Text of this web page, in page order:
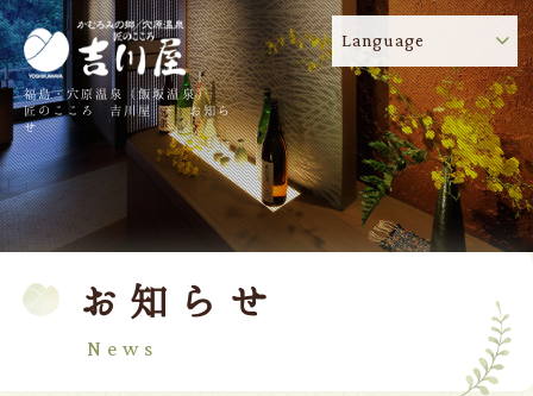
福島・穴原温泉（飯坂温泉）
匠のこころ 吉川屋 - お知ら
せ
Language
お知らせ
News
! 吉川屋のコロナウイルス感染症対策について
TOP 吉川屋について
温泉 客室
料理
館内